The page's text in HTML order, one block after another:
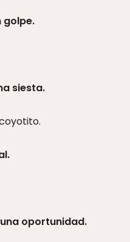
golpe.
siesta.
oportunidad.